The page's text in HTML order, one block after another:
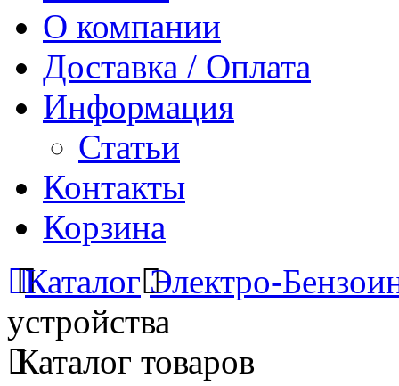
О компании
Доставка / Оплата
Информация
Статьи
Контакты
Корзина
Каталог Электро-
устройства
Каталог товаров